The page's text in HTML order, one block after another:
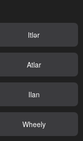
Itlər
Atlar
Ilan
Wheely